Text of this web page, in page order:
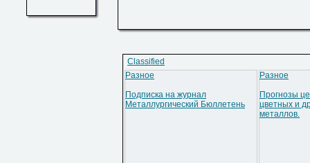
Classified
Разное
Подписка на журнал
Металлургический Бюллетень
Разное
Прогнозы
цветных и
металлов.